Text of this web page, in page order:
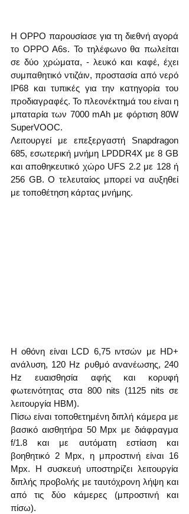
Η OPPO παρουσίασε για τη διεθνή αγορά
το OPPO A6s. Το τηλέφωνο θα πωλείται
σε δύο χρώματα, - λευκό και καφέ, έχει
συμπαθητικό ντιζάιν, προστασία από νερό
IP68 και τυπικές για την κατηγορία του
προδιαγραφές. Το πλεονέκτημά του είναι η
μπαταρία των 7000 mAh με φόρτιση 80W
SuperVOOC.
Λειτουργεί με επεξεργαστή Snapdragon
685, εσωτερική μνήμη LPDDR4X με 8 GB
και αποθηκευτικό χώρο UFS 2.2 με 128 ή
256 GB. Ο τελευταίος μπορεί να αυξηθεί
με τοποθέτηση κάρτας μνήμης.
Η οθόνη είναι LCD 6,75 ιντσών με HD+
ανάλυση, 120 Hz ρυθμό ανανέωσης, 240
Hz ευαισθησία αφής και κορυφή
φωτεινότητας στα 800 nits (1125 nits σε
λειτουργία HBM).
Πίσω είναι τοποθετημένη διπλή κάμερα με
βασικό αισθητήρα 50 Mpx με διάφραγμα
f/1.8 και με αυτόματη εστίαση και
βοηθητικό 2 Mpx, η μπροστινή είναι 16
Mpx. Η συσκευή υποστηρίζει λειτουργία
διπλής προβολής με ταυτόχρονη λήψη και
από τις δύο κάμερες (μπροστινή και
πίσω).